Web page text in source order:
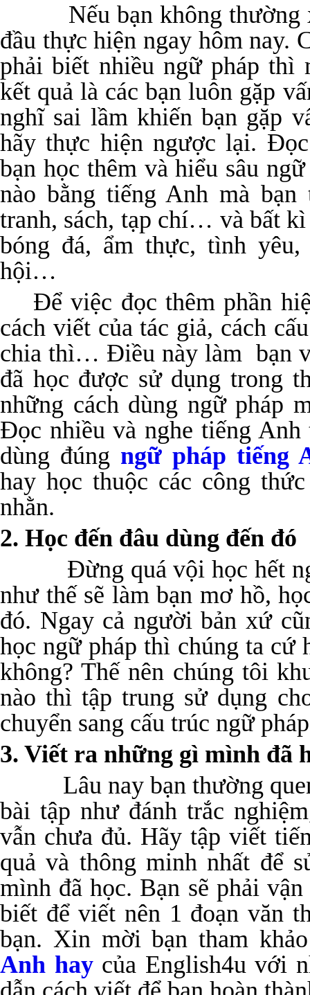
Nếu bạn không thường
đầu thực hiện ngay hôm nay.
phải biết nhiều ngữ pháp thì
kết quả là các bạn luôn gặp
nghĩ sai lầm khiến bạn gặp
hãy thực hiện ngược lại.
bạn học thêm và hiểu sâu
nào bằng tiếng Anh mà
tranh, sách, tạp chí… và bất
bóng đá, ẩm thực, tình
hội…
Để việc đọc thêm phần
cách viết của tác giả, cách
chia thì… Điều này làm bạn
đã học được sử dụng trong
những cách dùng ngữ pháp
Đọc nhiều và nghe tiếng
dùng đúng ngữ pháp tiếng
hay học thuộc các công
nhằn.
2. Học đến đâu dùng đến đó
Đừng quá vội học hết
như thế sẽ làm bạn mơ hồ,
đó. Ngay cả người bản xứ
học ngữ pháp thì chúng ta cứ
không? Thế nên chúng tôi
nào thì tập trung sử dụng
chuyển sang cấu trúc ngữ
3. Viết ra những gì mình đã
Lâu nay bạn thường quen
bài tập như đánh trắc
vẫn chưa đủ. Hãy tập viết
quả và thông minh nhất để
mình đã học. Bạn sẽ phải
biết để viết nên 1 đoạn văn
bạn. Xin mời bạn tham
Anh haycủa English4u với